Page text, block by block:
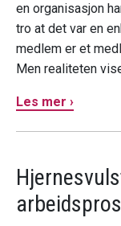
en organisasjon
tro at det var en
medlem er et
Men realiteten
Les mer ›